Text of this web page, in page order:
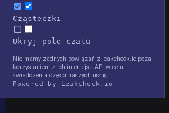
Cząsteczki
Ukryj pole czatu
Nie mamy żadnych powiązań z leakcheck.io poza
korzystaniem z ich interfejsu API w celu
świadczenia części naszych usług
Powered by Leakcheck.io